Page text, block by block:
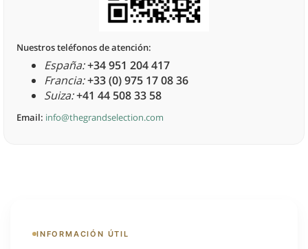
Nuestros teléfonos de atención:
España:+34 951 204 417
Francia:+33 (0) 975 17 08 36
Suiza:+41 44 508 33 58
Email: info@thegrandselection.com
INFORMACIÓN ÚTIL